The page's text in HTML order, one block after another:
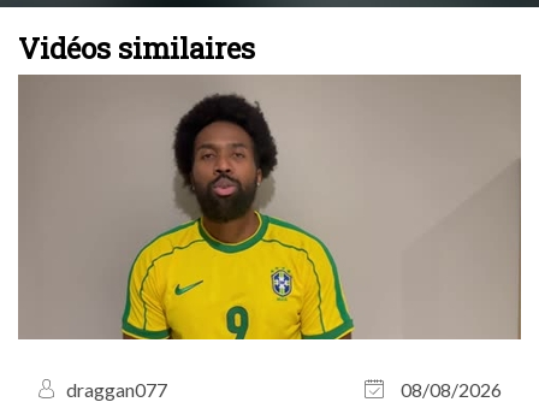
Vidéos similaires
draggan077
08/08/2026